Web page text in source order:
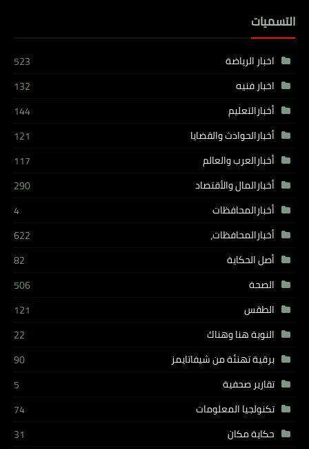
التسميات
اخبار الرياضة
523
اخبار فنيه
132
أخبارالتعليم
144
أخبارالحوادث والقضايا
121
أخبارالعرب والعالم
117
أخبارالمال والأقتصاد
290
أخبارالمحافظات
4
أخبارالمحافظات،
622
أصل الحكاية
82
الصحة
506
الطقس
121
النوبة هنا وهناك
22
برقية تهنئة من شيفاتايمز
90
تقارير صحفية
5
تكنولجيا المعلومات
74
حكاية مكان
31